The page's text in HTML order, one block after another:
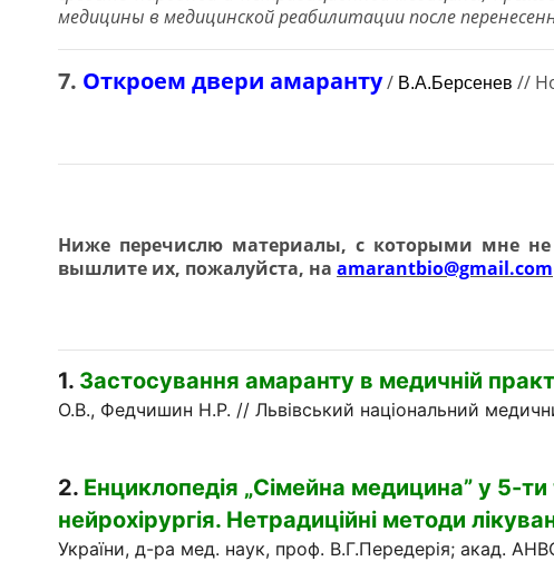
медицины в медицинской реабилитации после
7. Откроем двери амаранту/ В.А.Берсенев //
Ниже перечислю материалы, с которыми мне не
вышлите их, пожалуйста, на amarantbio@gmail.com
1. Застосування амаранту в медичній
О.В., Федчишин Н.Р. // Львівський національний
2. Енциклопедія „Сімейна медицина” у 5-ти
нейрохірургія. Нетрадиційні методи
України, д-ра мед. наук, проф. В.Г.Передерія; акад.